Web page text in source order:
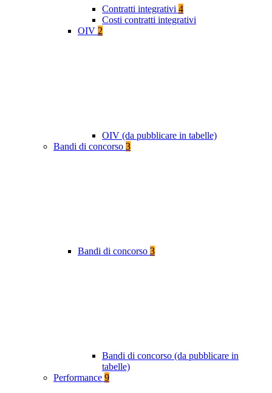
Contratti integrativi 4
Costi contratti integrativi
OIV 2
OIV (da pubblicare in tabelle)
Bandi di concorso 3
Bandi di concorso 3
Bandi di concorso (da pubblicare in
tabelle)
Performance 9